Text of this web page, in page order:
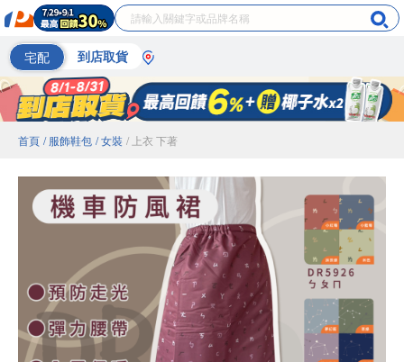
宅配 到店取貨
首頁 / 服飾鞋包 / 女裝 / 上衣 下著